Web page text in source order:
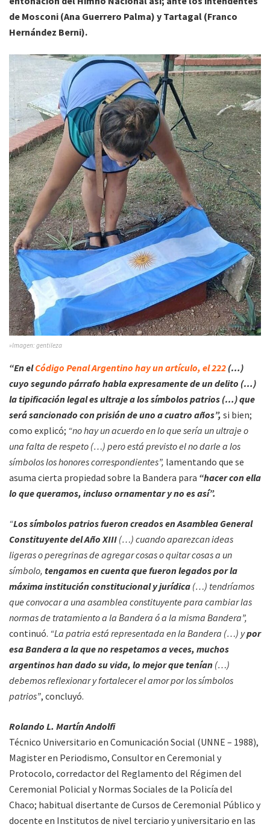
de Mosconi (Ana Guerrero Palma) y Tartagal (Franco
Hernández Berni).
»Imagen: gentileza
“En elCódigo Penal Argentino hay un artículo, el 222 (…)
cuyo segundo párrafo habla expresamente de un delito (…)
la tipificación legal es ultraje a los símbolos patrios (…) que
será sancionado con prisión de uno a cuatro años”, si bien;
como explicó; “no hay un acuerdo en lo que sería un ultraje o
una falta de respeto (…) pero está previsto el no darle a los
símbolos los honores correspondientes”, lamentando que se
asuma cierta propiedad sobre la Bandera para “hacer con ella
lo que queramos, incluso ornamentar y no es así”.
“Los símbolos patrios fueron creados en Asamblea General
Constituyente del Año XIII (…) cuando aparezcan ideas
ligeras o peregrinas de agregar cosas o quitar cosas a un
símbolo, tengamos en cuenta que fueron legados por la
máxima institución constitucional y jurídica (…) tendríamos
que convocar a una asamblea constituyente para cambiar las
normas de tratamiento a la Bandera ó a la misma Bandera”,
continuó. “La patria está representada en la Bandera (…) ypor
esa Bandera a la que no respetamos a veces, muchos
argentinos han dado su vida, lo mejor que tenían (…)
debemos reflexionar y fortalecer el amor por los símbolos
patrios”, concluyó.
Rolando L. Martín Andolfi
Técnico Universitario en Comunicación Social (UNNE – 1988),
Magister en Periodismo, Consultor en Ceremonial y
Protocolo, corredactor del Reglamento del Régimen del
Ceremonial Policial y Normas Sociales de la Policía del
Chaco; habitual disertante de Cursos de Ceremonial Público y
docente en Institutos de nivel terciario y universitario en las